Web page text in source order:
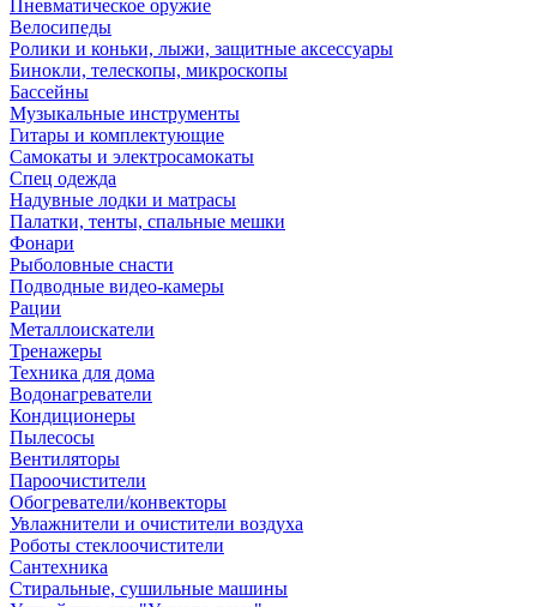
Пневматическое оружие
Велосипеды
Ролики и коньки, лыжи, защитные аксессуары
Бинокли, телескопы, микроскопы
Бассейны
Музыкальные инструменты
Гитары и комплектующие
Самокаты и электросамокаты
Спец одежда
Надувные лодки и матрасы
Палатки, тенты, спальные мешки
Фонари
Рыболовные снасти
Подводные видео-камеры
Рации
Металлоискатели
Тренажеры
Техника для дома
Водонагреватели
Кондиционеры
Пылесосы
Вентиляторы
Пароочистители
Обогреватели/конвекторы
Увлажнители и очистители воздуха
Роботы стеклоочистители
Сантехника
Стиральные, сушильные машины